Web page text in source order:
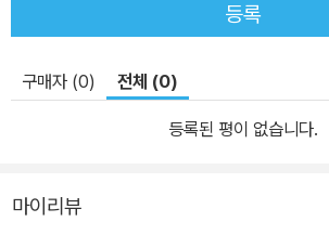
등록
구매자 (0) 전체 (0)
등록된 평이 없습니다.
마이리뷰